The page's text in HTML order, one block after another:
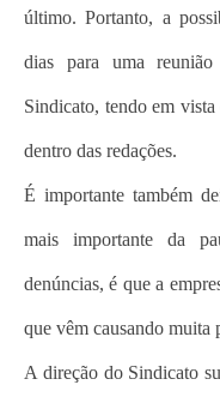
último. Portanto, a
dias para uma
Sindicato, tendo em
dentro das redações.
É importante também
mais importante da
denúncias, é que a
que vêm causando muita
A direção do Sindicato